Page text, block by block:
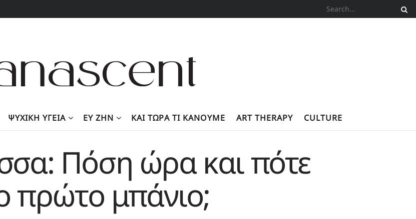
ΨΥΧΙΚΉ ΥΓΕΊΑ ΕΥ ΖΗΝ KΑΙ ΤΏΡΑ ΤΙ ΚΆΝΟΥΜΕ ART THERAPY CULTURE
Πόση ώρα και πότε
πρώτο μπάνιο;